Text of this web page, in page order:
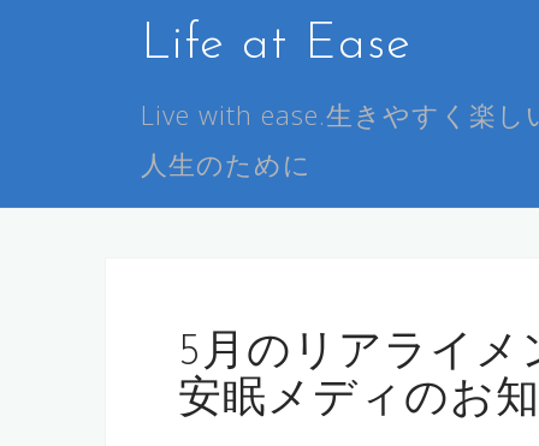
Life at Ease
Live with ease.生きやすく楽し
人生のために
5月のリアライメ
安眠メディのお